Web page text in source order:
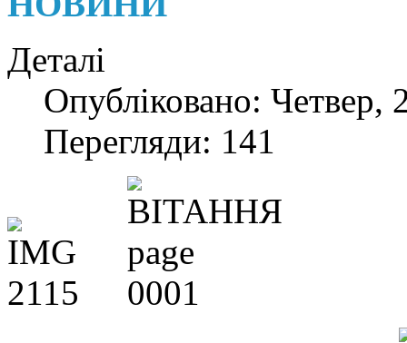
Деталі
Опубліковано: Четвер,
Перегляди: 141